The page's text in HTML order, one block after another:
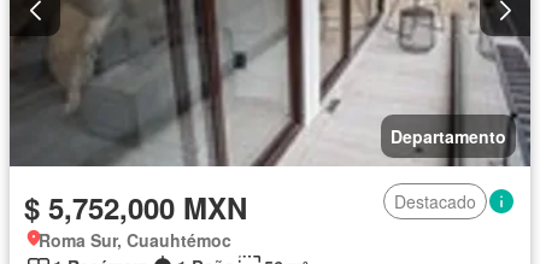
Departamento
$ 5,752,000 MXN
Destacado
Roma Sur, Cuauhtémoc